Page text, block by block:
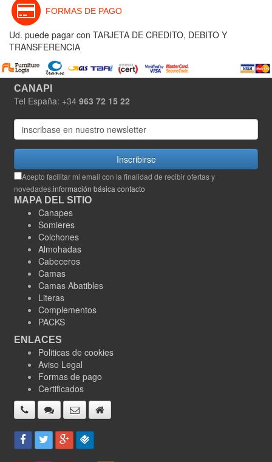
FORMAS DE PAGO
Ud. puede pagar con TARJETA DE CREDITO, DEBITO Y
TRANSFERENCIA
CANAPI
Tel España: +34 963 72 15 22
Inscribirse
Acepto facilitar mi email con la finalidad de recibir ofertas y
novedades.información básica contacto
MAPA DEL SITIO
Canapes
Somieres
Colchones
Almohadas
Cabeceros
Camas
Camas Abatibles
Literas
Complementos
PACKS
ENLACES
Politicas de cookies
Aviso Legal
Formas de pago
Certificados